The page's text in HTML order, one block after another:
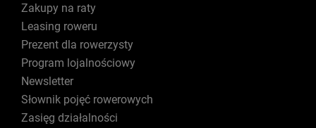
Zakupy na raty
Leasing roweru
Prezent dla rowerzysty
Program lojalnościowy
Newsletter
Słownik pojęć rowerowych
Zasięg działalności